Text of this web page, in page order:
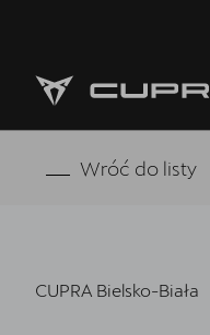
Strona główna
Oferta i aktualności
Finansowanie
Wróć do listy
CUPRA Bielsko-Biała